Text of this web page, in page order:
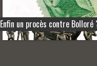
Enfin un procès contre Bolloré